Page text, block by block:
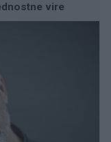
vire